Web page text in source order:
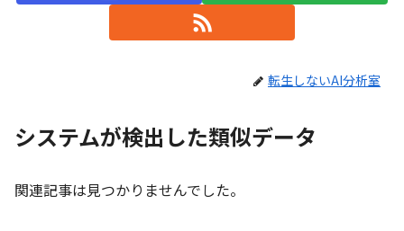
転生しないAI分析室
システムが検出した類似データ
関連記事は見つかりませんでした。